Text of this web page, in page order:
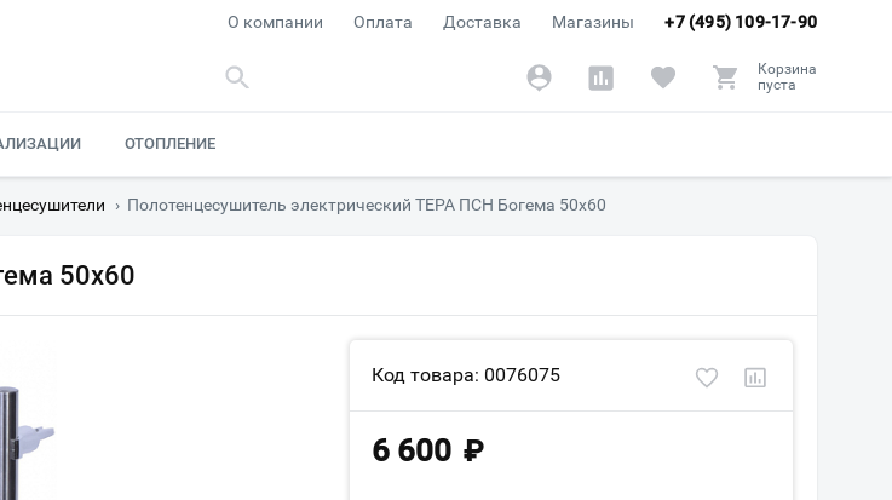
+7 (495) 109-17-90
О компании Оплата Доставка Магазины
Корзина
пуста
ОТОПЛЕНИЕ
› Полотенцесушитель электрический ТЕРА ПСН Богема 50x60
50x60
Код товара: 0076075
6 600 ₽